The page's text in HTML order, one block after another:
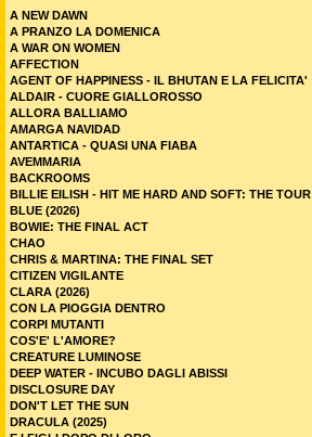
A NEW DAWN
A PRANZO LA DOMENICA
A WAR ON WOMEN
AFFECTION
AGENT OF HAPPINESS - IL BHUTAN E LA FELICITA'
ALDAIR - CUORE GIALLOROSSO
ALLORA BALLIAMO
AMARGA NAVIDAD
ANTARTICA - QUASI UNA FIABA
AVEMMARIA
BACKROOMS
BILLIE EILISH - HIT ME HARD AND SOFT: THE TOUR
BLUE (2026)
BOWIE: THE FINAL ACT
CHAO
CHRIS & MARTINA: THE FINAL SET
CITIZEN VIGILANTE
CLARA (2026)
CON LA PIOGGIA DENTRO
CORPI MUTANTI
COS'E' L'AMORE?
CREATURE LUMINOSE
DEEP WATER - INCUBO DAGLI ABISSI
DISCLOSURE DAY
DON'T LET THE SUN
DRACULA (2025)